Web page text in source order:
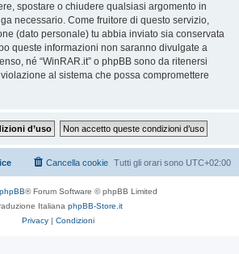
spostare o chiudere qualsiasi argomento in
necessario. Come fruitore di questo servizio,
(dato personale) tu abbia inviato sia conservata
queste informazioni non saranno divulgate a
né “WinRAR.it” o phpBB sono da ritenersi
al sistema che possa compromettere
Tutti gli orari sono UTC+02:00
Cancella cookie
phpBB® Forum Software © phpBB Limited
Italiana phpBB-Store.it
Privacy | Condizioni